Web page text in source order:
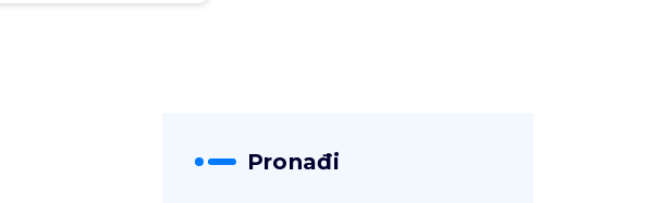
Pronađi